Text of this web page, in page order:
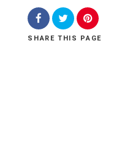
SHARE THIS PAGE